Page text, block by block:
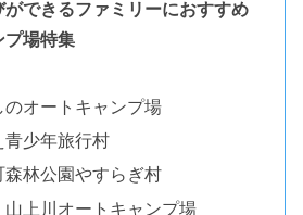
ができるファミリーにおすすめ
プ場特集
のオートキャンプ場
青少年旅行村
森林公園やすらぎ村
山上川オートキャンプ場